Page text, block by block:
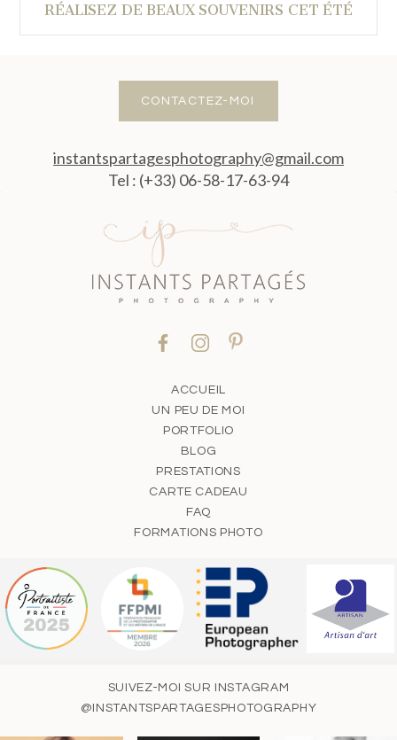
RÉALISEZ DE BEAUX SOUVENIRS CET ÉTÉ
CONTACTEZ-MOI
instantspartagesphotography@gmail.com
Tel : (+33) 06-58-17-63-94
ACCUEIL
UN PEU DE MOI
PORTFOLIO
BLOG
PRESTATIONS
CARTE CADEAU
FAQ
FORMATIONS PHOTO
SUIVEZ-MOI SUR INSTAGRAM
@INSTANTSPARTAGESPHOTOGRAPHY